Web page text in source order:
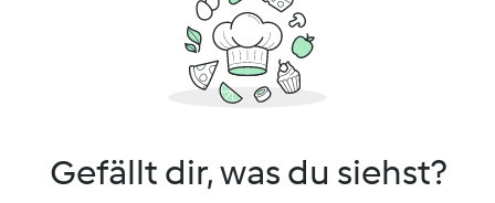
Gefällt dir, was du siehst?